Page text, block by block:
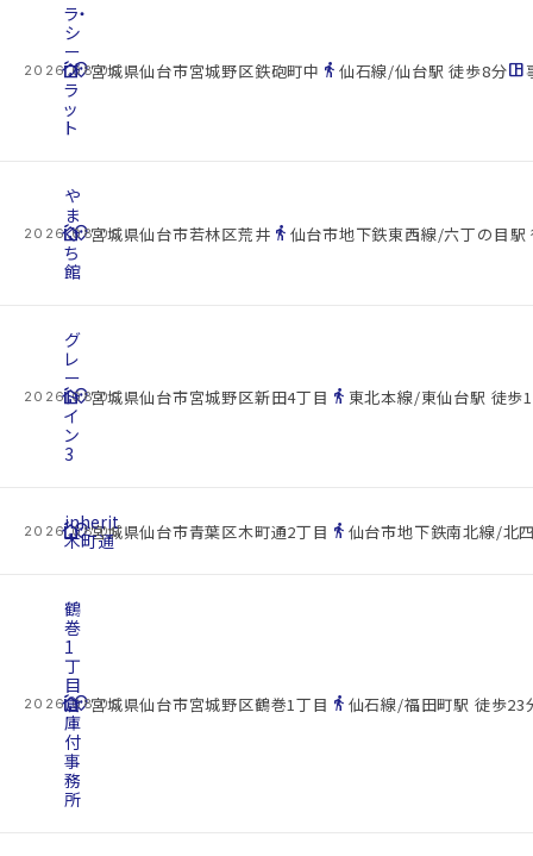
2026.08.09
cottage
ラ・
シ
ー
プ
ラ
ッ
ト
location_on宮城県仙台市宮城野区鉄砲町中 directions_walk 仙石線/仙台駅 徒歩8分space_dashboard
2026.08.09
cottage
や
ま
ぐ
ち
館
location_on宮城県仙台市若林区荒井 directions_walk 仙台市地下鉄東西線/六丁の目駅
2026.08.09
cottage
グ
レ
ー
ト
イ
ン
3
location_on宮城県仙台市宮城野区新田4丁目 directions_walk 東北本線/東仙台駅 徒歩
2026.08.09
cottage
inherit
木町通
location_on宮城県仙台市青葉区木町通2丁目 directions_walk 仙台市地下鉄南北線/北
2026.08.09
cottage
鶴
巻
1
丁
目
倉
庫
付
事
務
所
location_on宮城県仙台市宮城野区鶴巻1丁目 directions_walk 仙石線/福田町駅 徒歩23